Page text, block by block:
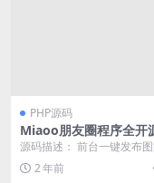
PHP源码
Miaoo朋友圈程序全开
码
源码描述： 前台一键发布图
频，音乐。发布内容支持定
定义位置信息。支持...
2 年前